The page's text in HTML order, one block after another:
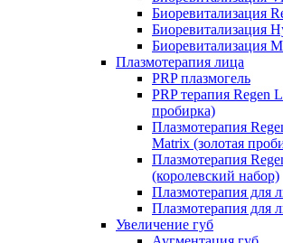
Биоревитализация
Биоревитализация
Биоревитализация
Плазмотерапия лица
PRP плазмогель
PRP терапия Regen
пробирка)
Плазмотерапия
Matrix (золотая
Плазмотерапия
(королевский набор)
Плазмотерапия для
Плазмотерапия для
Увеличение губ